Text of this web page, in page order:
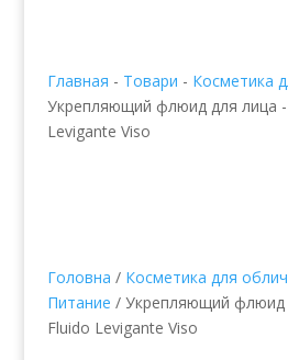
Главная - Товари - Косметика
Укрепляющий флюид для лица -
Levigante Viso
Головна / Косметика для
Питание / Укрепляющий флюид
Fluido Levigante Viso